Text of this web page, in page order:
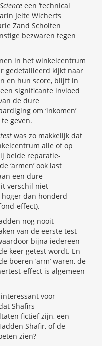
Science een ‘technical
Jelte Wicherts
Zand Scholten
bezwaren tegen
in het winkelcentrum
gedetailleerd kijkt naar
en hun score, blijft in
significante invloed
de dure
om ‘inkomen’
geven.
was zo makkelijk dat
alle of op
beide reparatie-
‘armen’ ook last
een dure
verschil niet
dan honderd
effect).
nog nooit
van de eerste test
bijna iedereen
keer getest wordt. En
boeren ‘arm’ waren, de
effect is algemeen
voor
Shafirs
fictief zijn, een
Shafir, of de
zien?